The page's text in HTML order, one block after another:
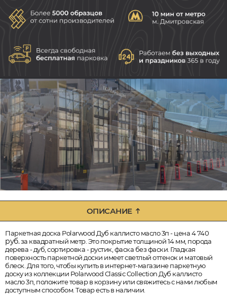
ОПИСАНИЕ
Паркетная доска Polarwood Дуб каллисто масло 3п - цена 4 740
руб.за квадратный метр. Это покрытие толщиной 14 мм, порода
дерева - дуб, сортировка - рустик, фаска без фаски. Гладкая
поверхность паркетной доски имеет светлый оттенок и матовый
блеск. Для того, чтобы купить в интернет-магазине паркетную
доску из коллекции Polarwood Classic Collection Дуб каллисто
масло 3п, положите товар в корзину или свяжитесь с нами любым
доступным способом. Товар есть в наличии.